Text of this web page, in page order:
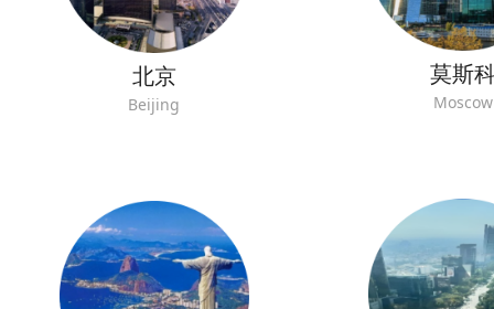
北京
Beijing
莫斯
Moscow